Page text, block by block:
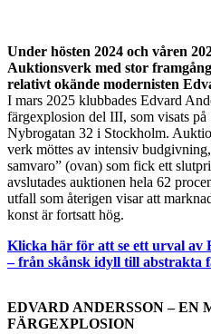
Under hösten 2024 och våren
Auktionsverk med stor
relativt okände modernisten
I mars 2025 klubbades Edvard
färgexplosion del III, som visats
Nybrogatan 32 i Stockholm.
verk möttes av intensiv
samvaro” (ovan) som fick ett
avslutades auktionen hela 62
utfall som återigen visar att
konst är fortsatt hög.
Klicka här för att se ett urval av
– från skånsk idyll till abstrakta
EDVARD ANDERSSON – EN
FÄRGEXPLOSION